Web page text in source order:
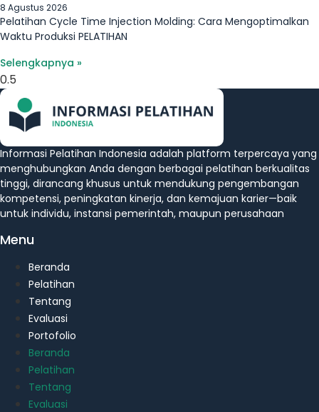
8 Agustus 2026
Pelatihan Cycle Time Injection Molding: Cara Mengoptimalkan
Waktu Produksi PELATIHAN
Selengkapnya »
Informasi Pelatihan Indonesia adalah platform terpercaya yang
menghubungkan Anda dengan berbagai pelatihan berkualitas
tinggi, dirancang khusus untuk mendukung pengembangan
kompetensi, peningkatan kinerja, dan kemajuan karier—baik
untuk individu, instansi pemerintah, maupun perusahaan
Menu
Beranda
Pelatihan
Tentang
Evaluasi
Portofolio
Beranda
Pelatihan
Tentang
Evaluasi